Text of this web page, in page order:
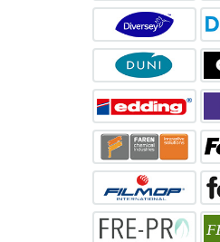
OPREMA ZA ČIŠĆENJE